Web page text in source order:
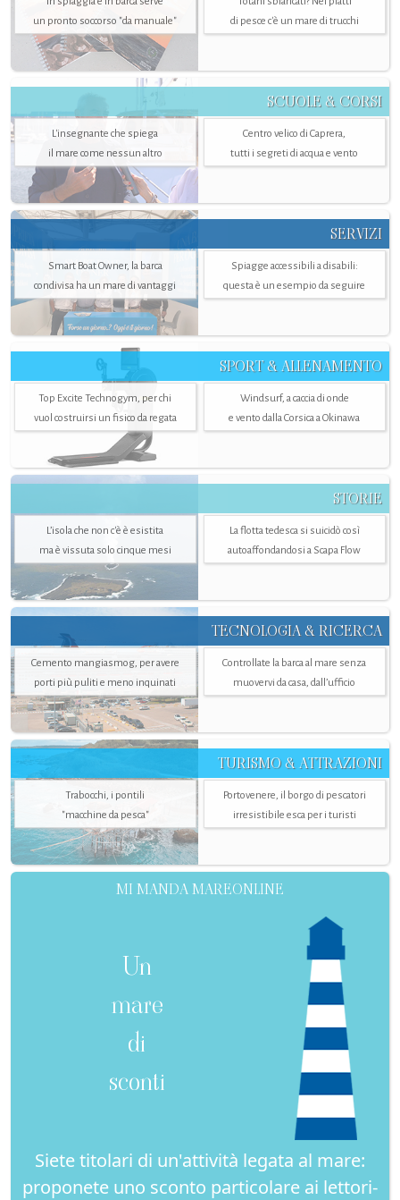
un pronto soccorso "da manuale"
di pesce c'è un mare di trucchi
SCUOLE & CORSI
L'insegnante che spiega
il mare come nessun altro
Centro velico di Caprera,
tutti i segreti di acqua e vento
SERVIZI
Smart Boat Owner, la barca
condivisa ha un mare di vantaggi
Spiagge accessibili a disabili:
questa è un esempio da seguire
SPORT & ALLENAMENTO
Top Excite Technogym, per chi
vuol costruirsi un fisico da regata
Windsurf, a caccia di onde
e vento dalla Corsica a Okinawa
STORIE
L’isola che non c'è è esistita
ma è vissuta solo cinque mesi
La flotta tedesca si suicidò così
autoaffondandosi a Scapa Flow
TECNOLOGIA & RICERCA
Cemento mangiasmog, per avere
porti più puliti e meno inquinati
Controllate la barca al mare senza
muovervi da casa, dall’ufficio
TURISMO & ATTRAZIONI
Trabocchi, i pontili
"macchine da pesca"
Portovenere, il borgo di pescatori
irresistibile esca per i turisti
MI MANDA MAREONLINE
Un
mare
di
sconti
Siete titolari di un'attività legata al mare:
proponete uno sconto particolare ai lettori-